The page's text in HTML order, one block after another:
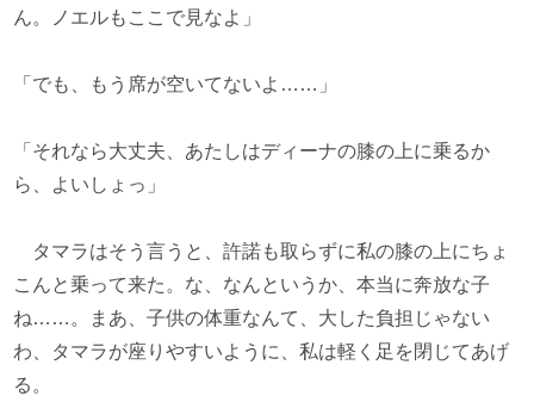
ん。ノエルもここで見なよ」
「でも、もう席が空いてないよ……」
「それなら大丈夫、あたしはディーナの膝の上に乗るか
ら、よいしょっ」
タマラはそう言うと、許諾も取らずに私の膝の上にちょ
こんと乗って来た。な、なんというか、本当に奔放な子
ね……。まあ、子供の体重なんて、大した負担じゃない
わ、タマラが座りやすいように、私は軽く足を閉じてあげ
る。